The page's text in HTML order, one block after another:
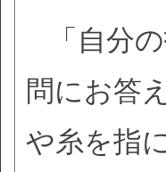
「自分
問にお答
や糸を指